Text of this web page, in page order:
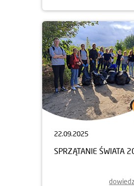
22.09.2025
SPRZĄTANIE ŚWIATA